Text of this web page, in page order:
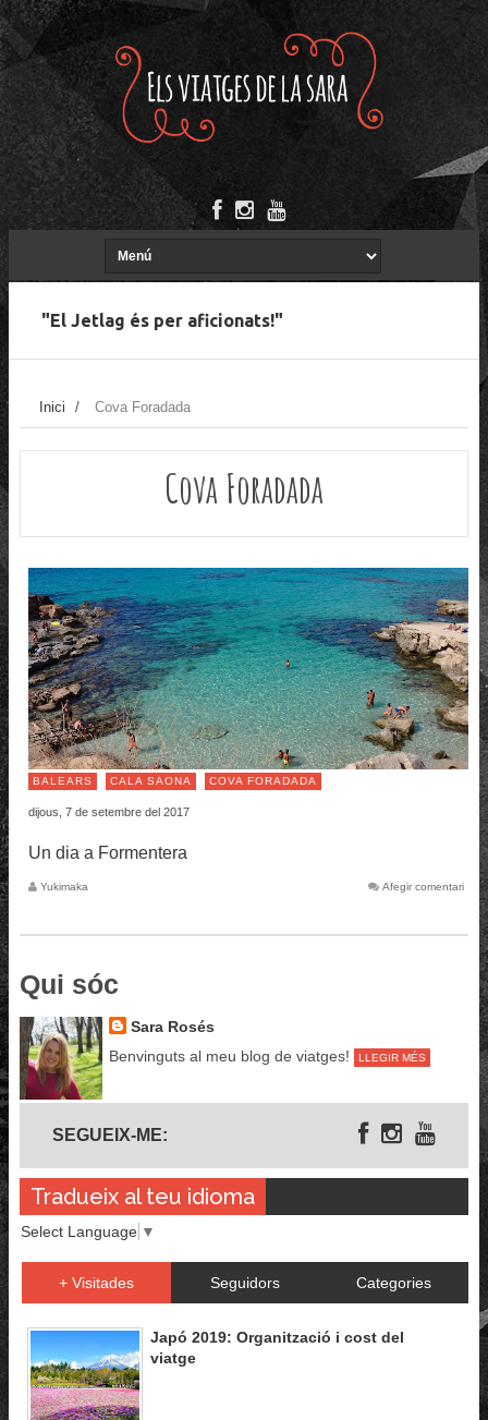
"El Jetlag és per aficionats!"
Inici / Cova Foradada
Cova Foradada
BALEARS CALA SAONA COVA FORADADA
dijous, 7 de setembre del 2017
Un dia a Formentera
Yukimaka Afegir comentari
Qui sóc
Sara Rosés
Benvinguts al meu blog de viatges!
LLEGIR MÉS
SEGUEIX-ME:
Tradueix al teu idioma
Select Language ▼
+ Visitades Seguidors Categories
Japó 2019: Organització i cost del
viatge